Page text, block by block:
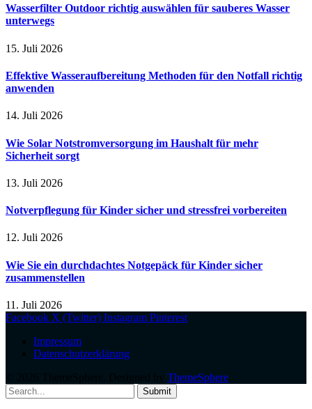
Wasserfilter Outdoor richtig auswählen für sauberes Wasser
unterwegs
15. Juli 2026
Effektive Wasseraufbereitung Methoden für den Notfall richtig
anwenden
14. Juli 2026
Wie Solar Notstromversorgung im Haushalt für mehr
Sicherheit sorgt
13. Juli 2026
Notverpflegung für Kinder sicher und stressfrei vorbereiten
12. Juli 2026
Wie Sie ein durchdachtes Notgepäck für Kinder sicher
zusammenstellen
11. Juli 2026
Facebook X (Twitter) Instagram Pinterest
Impressum
Datenschutzerklärung
ThemeSphere
Submit